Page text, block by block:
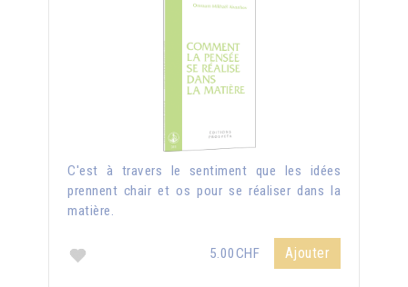
C'est à travers le sentiment que les idées
prennent chair et os pour se réaliser dans la
matière.
5.00CHF Ajouter